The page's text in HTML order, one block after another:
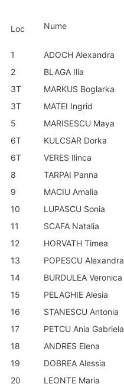
Loc Nume
1 ADOCH Alexandra
2
BLAGA Ilia
3T
MARKUS Boglarka
3T
MATEI Ingrid
5
MARISESCU Maya
6T
KULCSAR Dorka
6T
VERES Ilinca
8
TARPAI Panna
9
MACIU Amalia
10
LUPASCU Sonia
11
SCAFA Natalia
12
HORVATH Timea
13
POPESCU Alexandra
14
BURDULEA Veronica
15
PELAGHIE Alesia
16
STANESCU Antonia
17
PETCU Ania Gabriela
18
ANDRES Elena
19
DOBREA Alessia
20
LEONTE Maria